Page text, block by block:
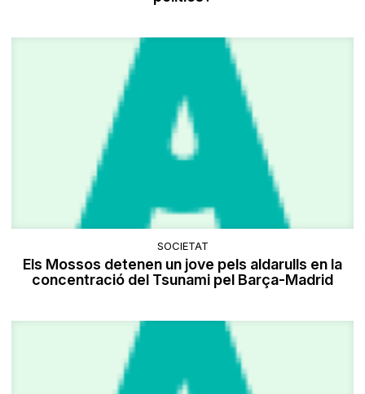
SOCIETAT
Els Mossos detenen un jove pels aldarulls en la
concentració del Tsunami pel Barça-Madrid